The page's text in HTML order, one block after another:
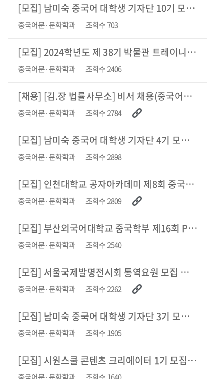
[모집] 남미숙 중국어 대학생 기자단 10기 모집 안내
중국어문·문화학과 조회수 703
[모집]2024학년도 제 38기 박물관 트레이니 선발 시행
중국어문·문화학과 조회수 2406
[채용] [김.장 법률사무소] 비서 채용(중국어우수자 우대)
중국어문·문화학과 조회수 2784
[모집] 남미숙 중국어 대학생 기자단 4기 모집 안내
중국어문·문화학과 조회수 2898
[모집] 인천대학교 공자아카데미 제8회 중국어 능력 경진대회 안내
중국어문·문화학과 조회수 2809
[모집] 부산외국어대학교 중국학부 제16회 PPT 대회 개최 안내
중국어문·문화학과 조회수 2540
[모집] 서울국제발명전시회 통역요원 모집 안내
중국어문·문화학과 조회수 2262
[모집] 남미숙 중국어 대학생 기자단 3기 모집 안내
중국어문·문화학과 조회수 1905
[모집] 시원스쿨 콘텐츠 크리에이터 1기 모집 안내
중국어문·문화학과 조회수 1640